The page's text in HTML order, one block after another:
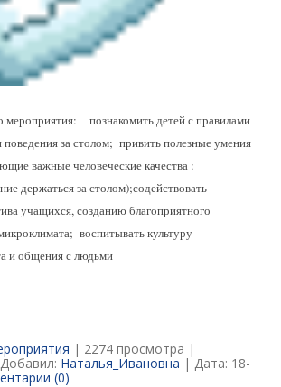
познакомить детей с правилами
за столом; привить полезные умения
важные человеческие качества :
держаться за столом);содействовать
учащихся, созданию благоприятного
воспитывать культуру
и общения с людьми
| 2274 просмотра |
Наталья_Ивановна | Дата: 18-
(0)